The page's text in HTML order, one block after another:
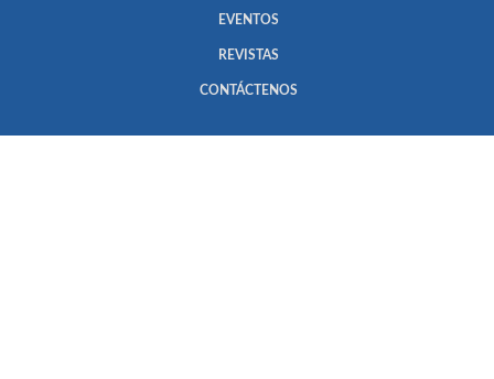
EVENTOS
REVISTAS
CONTÁCTENOS